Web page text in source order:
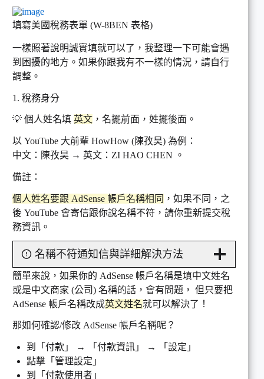
填寫美國稅務表單 (W-8BEN 表格)
一樣照著說明誠實填就可以了，我整理一下可能會遇
到困擾的地方。如果你跟我有不一樣的情況，請自行
調整。
1. 稅務身分
💡 個人姓名填 英文 ，名擺前面，姓擺後面。
以 YouTube 大前輩 HowHow (陳孜昊) 為例：
中文：陳孜昊 → 英文：ZI HAO CHEN 。
備註：
個人姓名要跟 AdSense 帳戶名稱相同 ，如果不同，之
後 YouTube 會寄信跟你說名稱不符，請你重新提交稅
務資訊。
名稱不符通知信與詳細解決方法
簡單來說，如果你的 AdSense 帳戶名稱是填中文姓名
或是中文商家 (公司) 名稱的話，會有問題， 但只要把
AdSense 帳戶名稱改成英文姓名就可以解決了！
那如何確認/修改 AdSense 帳戶名稱呢？
到「付款」 → 「付款資訊」 → 「設定」
點擊「管理設定」
到「付款使用者」